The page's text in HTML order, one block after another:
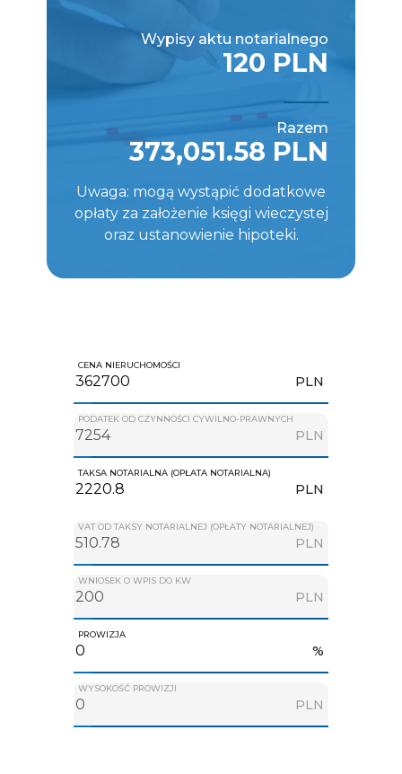
Wypisy aktu notarialnego
120 PLN
Razem
373,051.58 PLN
Uwaga: mogą wystąpić dodatkowe
opłaty za założenie księgi wieczystej
oraz ustanowienie hipoteki.
CENA NIERUCHOMOŚCI
PLN
PODATEK OD CZYNNOŚCI CYWILNO-PRAWNYCH
PLN
TAKSA NOTARIALNA (OPŁATA NOTARIALNA)
PLN
VAT OD TAKSY NOTARIALNEJ (OPŁATY NOTARIALNEJ)
PLN
WNIOSEK O WPIS DO KW
PLN
PROWIZJA
%
WYSOKOŚĆ PROWIZJI
PLN